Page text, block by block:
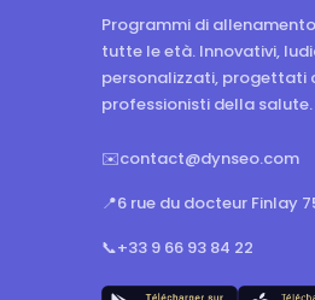
Programmi di
tutte le età. Innovativi,
personalizzati, progettati
professionisti della salute.
✉️contact@dynseo.com
📍6 rue du docteur Finlay
📞+33 9 66 93 84 22